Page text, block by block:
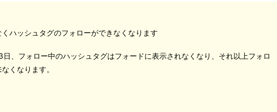
くハッシュタグのフォローができなくなります
日、フォロー中のハッシュタグはフォードに表示されなくなり、それ以上フォロ
くなります。